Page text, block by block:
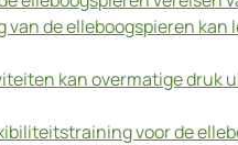
de elleboogspieren kan
kan overmatige druk
voor de